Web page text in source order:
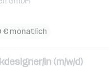
€ monatlich
in (m/w/d)